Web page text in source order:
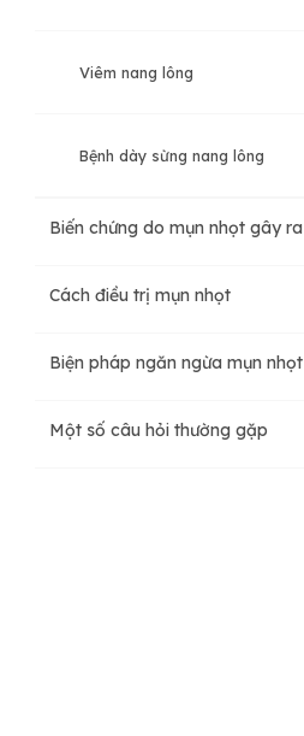
Viêm nang lông
Bệnh dày sừng nang lông
Biến chứng do mụn nhọt gây ra
Cách điều trị mụn nhọt
Khắc phục mụn nhọt tại nhà
Biện pháp ngăn ngừa mụn nhọt
Một số câu hỏi thường gặp